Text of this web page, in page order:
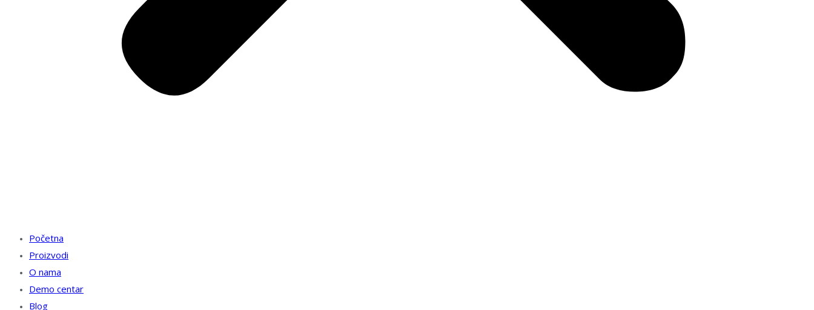
Početna
Proizvodi
O nama
Demo centar
Blog